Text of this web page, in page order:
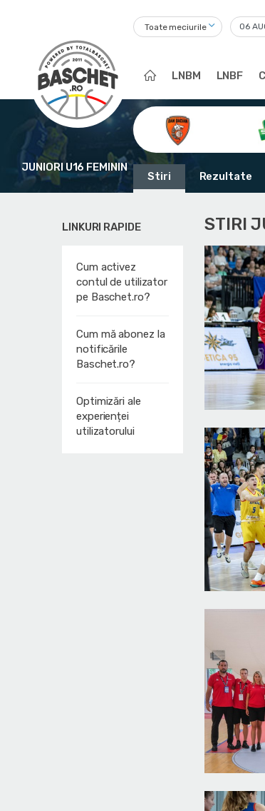
Toate meciurile
LNBM LNBF
JUNIORI U16 FEMININ
Stiri Rezultate
LINKURI RAPIDE
Cum activez
contul de utilizator
pe Baschet.ro?
Cum mă abonez la
notificările
Baschet.ro?
Optimizări ale
experienței
utilizatorului
STIRI